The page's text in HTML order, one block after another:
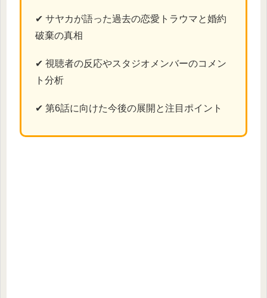
✔ サヤカが語った過去の恋愛トラウマと婚約
破棄の真相
✔ 視聴者の反応やスタジオメンバーのコメン
ト分析
✔ 第6話に向けた今後の展開と注目ポイント